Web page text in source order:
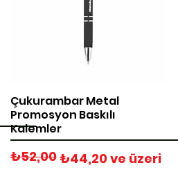
Hızlı Bakış
Çukurambar Metal
Promosyon Baskılı
Kalemler
Normal Fiyat
₺52,00₺44,20ve üzeri
İndirimli Fiyat